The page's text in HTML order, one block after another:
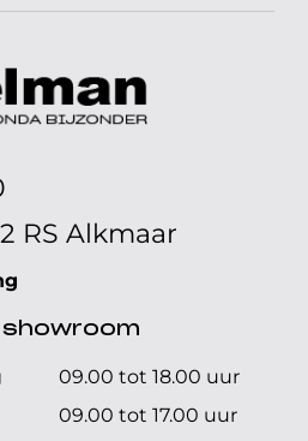
RS Alkmaar
showroom
09.00 tot 18.00 uur
09.00 tot 17.00 uur